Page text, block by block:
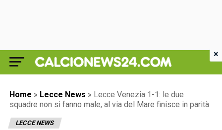
Home » Lecce News » Lecce Venezia 1-1: le due
squadre non si fanno male, al via del Mare finisce in parità
LECCE NEWS
×